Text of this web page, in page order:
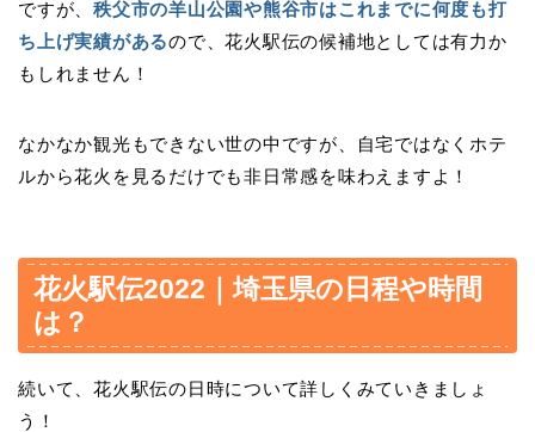
ですが、秩父市の羊山公園や熊谷市はこれまでに何度も打
ち上げ実績があるので、花火駅伝の候補地としては有力か
もしれません！
なかなか観光もできない世の中ですが、自宅ではなくホテ
ルから花火を見るだけでも非日常感を味わえますよ！
花火駅伝2022｜埼玉県の日程や時間
は？
続いて、花火駅伝の日時について詳しくみていきましょ
う！